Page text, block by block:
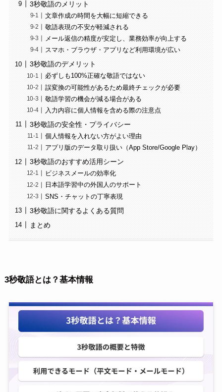
3秒敬語のメリット
文章作成の時間を大幅に短縮できる
敬語表現の不安が軽減される
メール返信の精度が安定し、業務効率が向上する
スマホ・ブラウザ・アプリなど利用環境が広い
3秒敬語のデメリット
必ずしも100%正確な敬語ではない
誤変換の可能性があるため最終チェックが必要
敬語学習の機会が減る場合がある
入力内容に個人情報を含める際の注意点
3秒敬語の安全性・プライバシー
個人情報を入れない方がよい理由
アプリ版のデータ取り扱い（App Store/Google Play）
3秒敬語のおすすめ活用シーン
ビジネスメールの効率化
日本語学習中の外国人のサポート
SNS・チャットの丁寧表現
3秒敬語に関するよくある質問
まとめ
3秒敬語とは？基本情報